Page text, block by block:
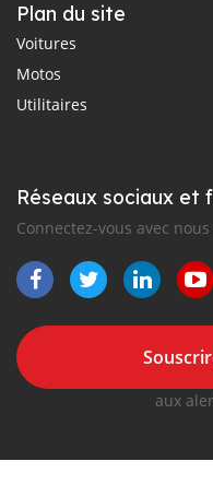
Plan du site
Voitures
Motos
Utilitaires
Réseaux sociaux et
Connectez-vous avec
aux